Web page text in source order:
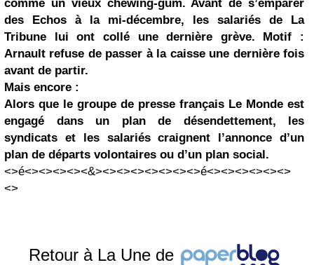
comme un vieux chewing-gum. Avant de s’emparer
des Echos à la mi-décembre, les salariés de La
Tribune lui ont collé une dernière grève. Motif :
Arnault refuse de passer à la caisse une dernière fois
avant de partir.
Mais encore :
Alors que le groupe de presse français Le Monde est
engagé dans un plan de désendettement, les
syndicats et les salariés craignent l’annonce d’un
plan de départs volontaires ou d’un plan social.
<>é<><><><><&><><><><><><><>é<><><><><><>
<>
Retour à La Une de